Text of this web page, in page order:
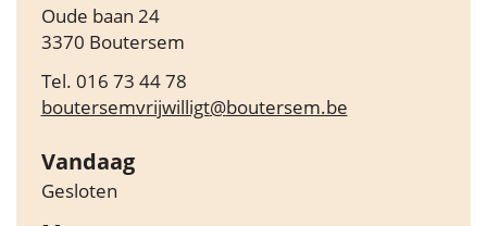
Adres
Oude baan 24
,3370 Boutersem
Tel. 016 73 44 78
E-
boutersemvrijwilligt@boutersem.be
Vandaag
Gesloten